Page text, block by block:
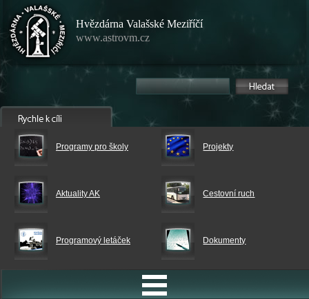
Hvězdárna Valašské Meziříčí
www.astrovm.cz
Programy pro školy Projekty
Aktuality AK Cestovní ruch
Programový letáček Dokumenty